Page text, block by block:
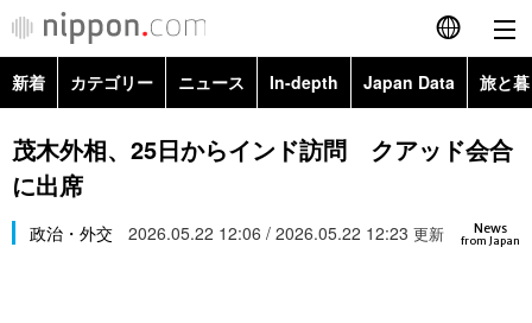
English
简体字
カテゴリー
新着 カテゴリー ニュース In-depth Japan Data 旅と
政治・外交
経済・ビジネス
Topics
茂木外相、25日からインド訪問 クアッド会合
に出席
News
from Japan
政治・外交 2026.05.22 12:06 / 2026.05.22 12:23 更新